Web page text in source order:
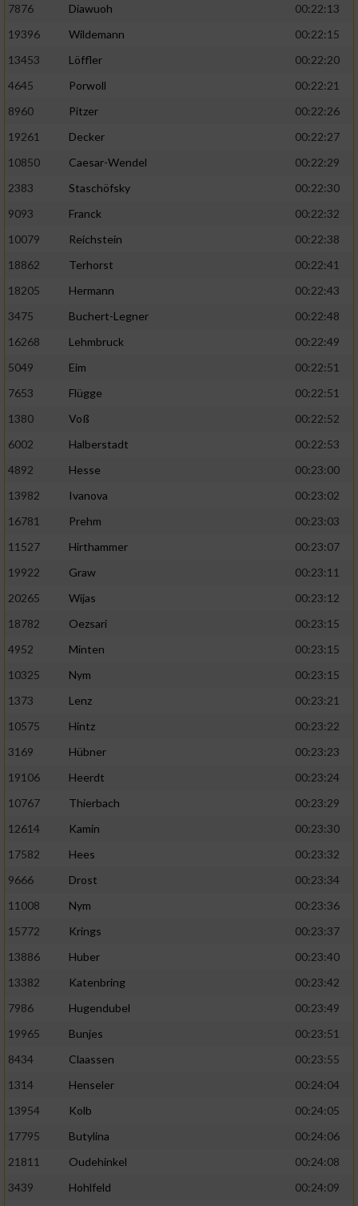
7876
Diawuoh
00:22:13
19396
Wildemann
00:22:15
13453
Löffler
00:22:20
4645
Porwoll
00:22:21
8960
Pitzer
00:22:26
19261
Decker
00:22:27
10850
Caesar-Wendel
00:22:29
2383
Staschöfsky
00:22:30
9093
Franck
00:22:32
10079
Reichstein
00:22:38
18862
Terhorst
00:22:41
18205
Hermann
00:22:43
3475
Buchert-Legner
00:22:48
16268
Lehmbruck
00:22:49
5049
Eim
00:22:51
7653
Flügge
00:22:51
1380
Voß
00:22:52
6002
Halberstadt
00:22:53
4892
Hesse
00:23:00
13982
Ivanova
00:23:02
16781
Prehm
00:23:03
11527
Hirthammer
00:23:07
19922
Graw
00:23:11
20265
Wijas
00:23:12
18782
Oezsari
00:23:15
4952
Minten
00:23:15
10325
Nym
00:23:15
1373
Lenz
00:23:21
10575
Hintz
00:23:22
3169
Hübner
00:23:23
19106
Heerdt
00:23:24
10767
Thierbach
00:23:29
12614
Kamin
00:23:30
17582
Hees
00:23:32
9666
Drost
00:23:34
11008
Nym
00:23:36
15772
Krings
00:23:37
13886
Huber
00:23:40
13382
Katenbring
00:23:42
7986
Hugendubel
00:23:49
19965
Bunjes
00:23:51
8434
Claassen
00:23:55
1314
Henseler
00:24:04
13954
Kolb
00:24:05
17795
Butylina
00:24:06
21811
Oudehinkel
00:24:08
3439
Hohlfeld 00:24:09